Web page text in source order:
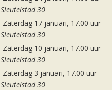
Sleutelstad 30
Zaterdag 17 januari, 17.00 uur
Sleutelstad 30
Zaterdag 10 januari, 17.00 uur
Sleutelstad 30
Zaterdag 3 januari, 17.00 uur
Sleutelstad 30